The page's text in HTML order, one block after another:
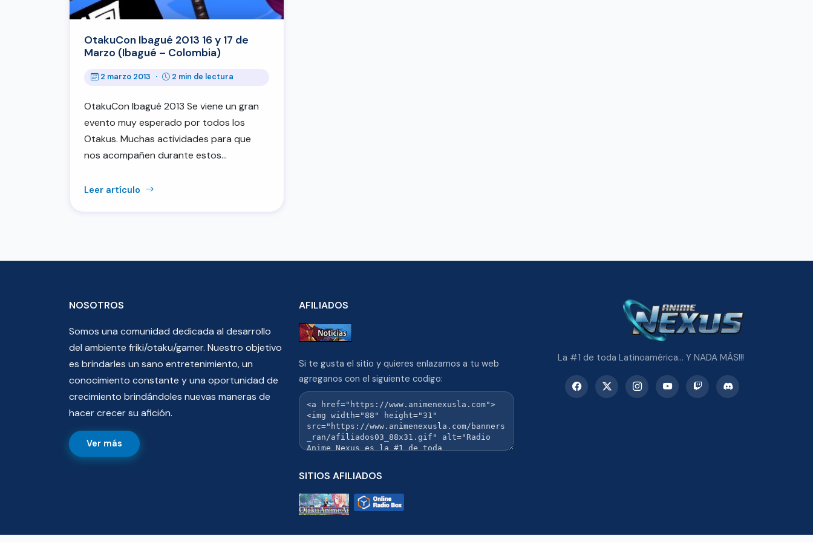
OtakuCon Ibagué 2013 16 y 17 de
Marzo (Ibagué – Colombia)
2 marzo 2013 · 2 min de lectura
OtakuCon Ibagué 2013 Se viene un gran
evento muy esperado por todos los
Otakus. Muchas actividades para que
nos acompañen durante estos…
Leer artículo
NOSOTROS
Somos una comunidad dedicada al desarrollo
del ambiente friki/otaku/gamer. Nuestro objetivo
es brindarles un sano entretenimiento, un
conocimiento constante y una oportunidad de
crecimiento brindándoles nuevas maneras de
hacer crecer su afición.
Ver más
AFILIADOS
Si te gusta el sitio y quieres enlazarnos a tu web
agreganos con el siguiente codigo:
SITIOS AFILIADOS
La #1 de toda Latinoamérica... Y NADA MÁS!!!